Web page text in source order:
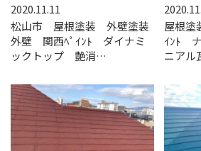
2020.11.11
松山市 屋根塗装 外壁塗装
外壁 関西ﾍﾟｲﾝﾄ ダイナミ
ックトップ 艶消…
屋根塗
ｲﾝﾄ
ニアル